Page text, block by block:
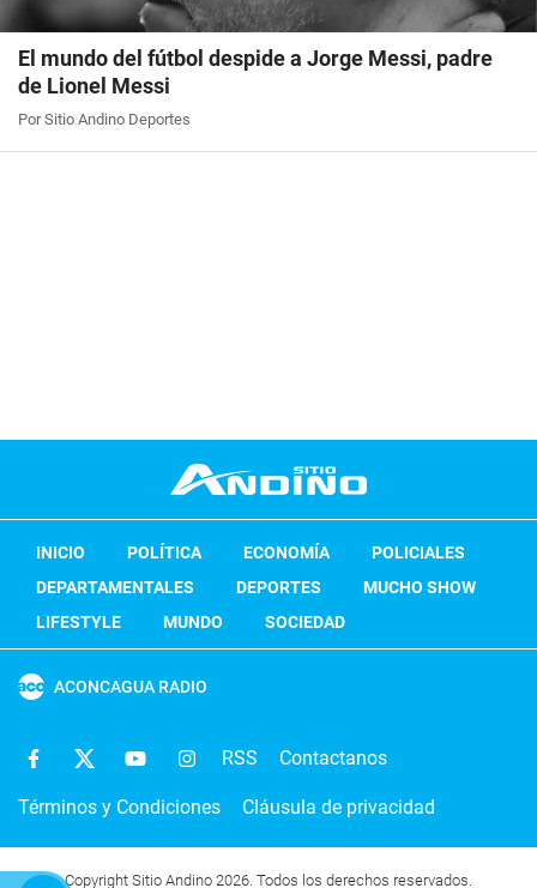
El mundo del fútbol despide a Jorge Messi, padre
de Lionel Messi
Por Sitio Andino Deportes
INICIO POLÍTICA ECONOMÍA
POLICIALES
DEPARTAMENTALES
DEPORTES
MUCHO SHOW
LIFESTYLE
MUNDO SOCIEDAD
ACONCAGUA RADIO
RSS Contactanos
Términos y Condiciones Cláusula de privacidad
Copyright Sitio Andino 2026. Todos los derechos reservados.